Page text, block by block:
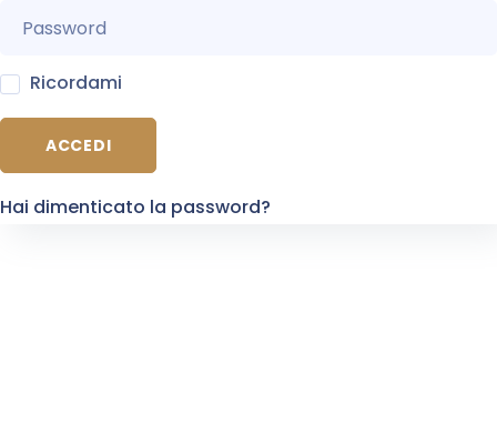
Ricordami
ACCEDI
Hai dimenticato la password?